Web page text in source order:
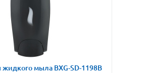
мыла BXG-SD-1198B